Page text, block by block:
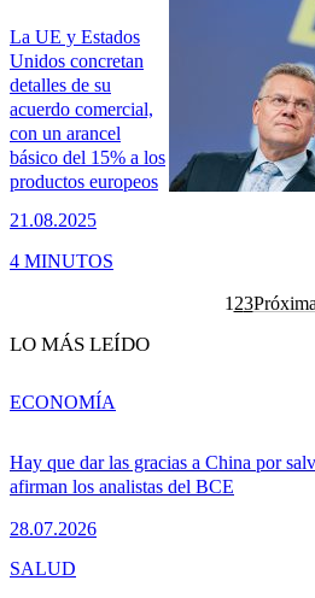
La UE y Estados
Unidos concretan
detalles de su
acuerdo comercial,
con un arancel
básico del 15% a los
productos europeos
21.08.2025
4 MINUTOS
1 23Próxima
LO MÁS LEÍDO
Hay que dar las gracias a China por
afirman los analistas del BCE
28.07.2026
ECONOMÍA
SALUD